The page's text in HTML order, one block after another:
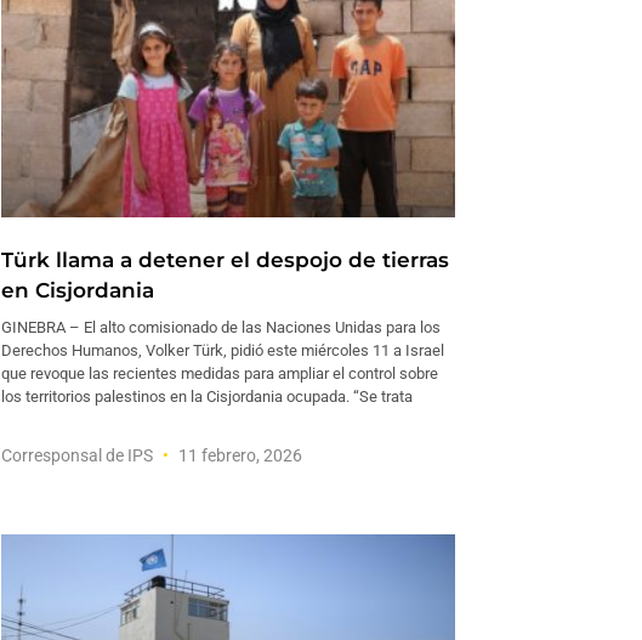
Türk llama a detener el despojo de tierras
en Cisjordania
GINEBRA – El alto comisionado de las Naciones Unidas para los
Derechos Humanos, Volker Türk, pidió este miércoles 11 a Israel
que revoque las recientes medidas para ampliar el control sobre
los territorios palestinos en la Cisjordania ocupada. “Se trata
Corresponsal de IPS 11 febrero, 2026